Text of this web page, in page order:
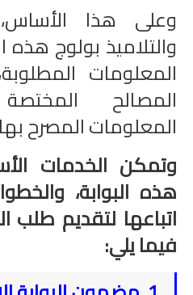
وعلى هذا
والتلاميذ بولوج هذه
المعلومات
المصالح
المعلومات المصرح
وتمكن الخدمات
هذه البوابة،
اتباعها لتقديم طلب
فيما يلي: